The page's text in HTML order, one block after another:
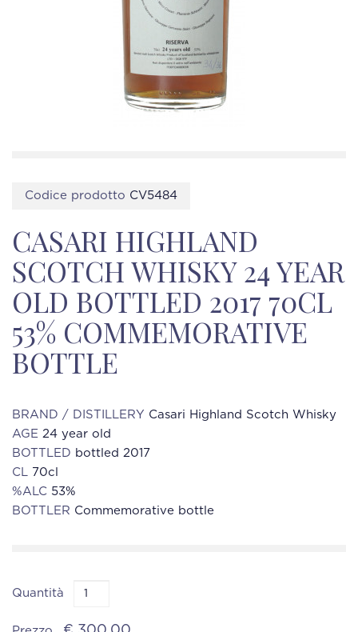
Codice prodotto CV5484
CASARI HIGHLAND
SCOTCH WHISKY 24 YEAR
OLD BOTTLED 2017 70CL
53% COMMEMORATIVE
BOTTLE
BRAND / DISTILLERY Casari Highland Scotch Whisky
AGE 24 year old
BOTTLED bottled 2017
CL 70cl
%ALC 53%
BOTTLER Commemorative bottle
Quantità